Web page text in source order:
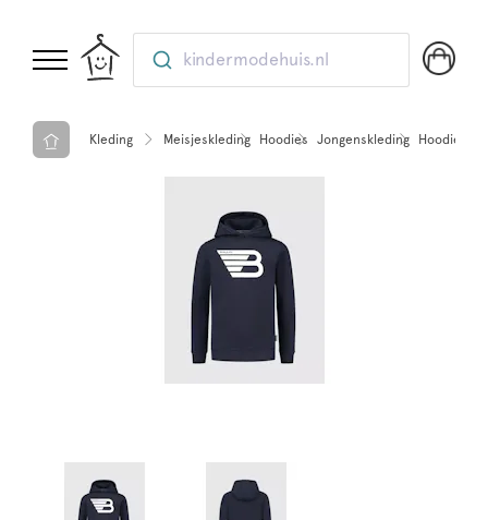
kindermodehuis.nl
Kleding Meisjeskleding Hoodies Jongenskleding Hoodies